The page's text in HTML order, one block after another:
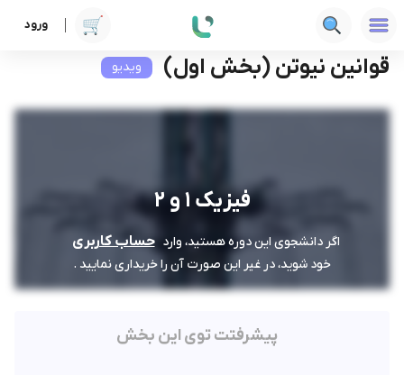
ورود دوره ها فنی‌ومهندسی قوانین نیوتن (بخش اول)
قوانین نیوتن (بخش اول) ویدیو
فیزیک 1 و 2
اگر دانشجوی این دوره هستید، وارد حساب کاربری
خود شوید، در غیر این صورت آن را خریداری نمایید .
پیشرفتت توی این بخش